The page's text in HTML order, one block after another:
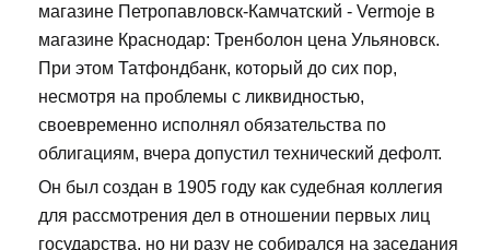
магазине Петропавловск-Камчатский - Vermoje в
магазине Краснодар: Тренболон цена Ульяновск.
При этом Татфондбанк, который до сих пор,
несмотря на проблемы с ликвидностью,
своевременно исполнял обязательства по
облигациям, вчера допустил технический дефолт.
Он был создан в 1905 году как судебная коллегия
для рассмотрения дел в отношении первых лиц
государства, но ни разу не собирался на заседания